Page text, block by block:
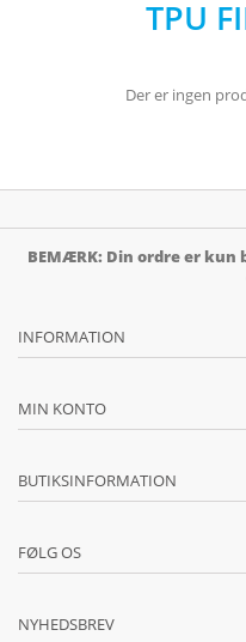
TPU
Der er ingen
BEMÆRK: Din ordre er
INFORMATION
MIN KONTO
BUTIKSINFORMATION
FØLG OS
NYHEDSBREV